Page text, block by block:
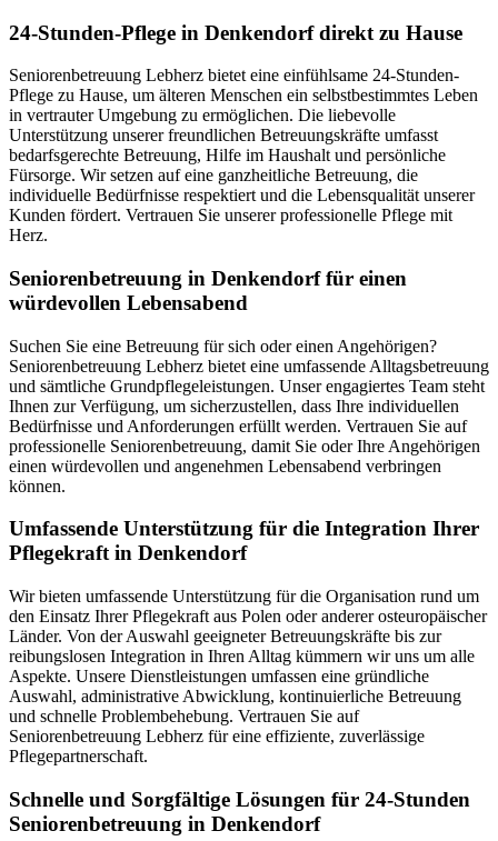
24-Stunden-Pflege in Denkendorf direkt zu Hause
Seniorenbetreuung Lebherz bietet eine einfühlsame 24-Stunden-
Pflege zu Hause, um älteren Menschen ein selbstbestimmtes Leben
in vertrauter Umgebung zu ermöglichen. Die liebevolle
Unterstützung unserer freundlichen Betreuungskräfte umfasst
bedarfsgerechte Betreuung, Hilfe im Haushalt und persönliche
Fürsorge. Wir setzen auf eine ganzheitliche Betreuung, die
individuelle Bedürfnisse respektiert und die Lebensqualität unserer
Kunden fördert. Vertrauen Sie unserer professionelle Pflege mit
Herz.
Senioren­betreuung in Denkendorf für einen
würdevollen Lebensabend
Suchen Sie eine Betreuung für sich oder einen Angehörigen?
Seniorenbetreuung Lebherz bietet eine umfassende Alltagsbetreuung
und sämtliche Grundpflegeleistungen. Unser engagiertes Team steht
Ihnen zur Verfügung, um sicherzustellen, dass Ihre individuellen
Bedürfnisse und Anforderungen erfüllt werden. Vertrauen Sie auf
professionelle Seniorenbetreuung, damit Sie oder Ihre Angehörigen
einen würdevollen und angenehmen Lebensabend verbringen
können.
Umfassende Unterstützung für die Integration Ihrer
Pflegekraft in Denkendorf
Wir bieten umfassende Unterstützung für die Organisation rund um
den Einsatz Ihrer Pflegekraft aus Polen oder anderer osteuropäischer
Länder. Von der Auswahl geeigneter Betreuungskräfte bis zur
reibungslosen Integration in Ihren Alltag kümmern wir uns um alle
Aspekte. Unsere Dienstleistungen umfassen eine gründliche
Auswahl, administrative Abwicklung, kontinuierliche Betreuung
und schnelle Problembehebung. Vertrauen Sie auf
Seniorenbetreuung Lebherz für eine effiziente, zuverlässige
Pflegepartnerschaft.
Schnelle und Sorgfältige Lösungen für 24-Stunden
Seniorenbetreuung in Denkendorf